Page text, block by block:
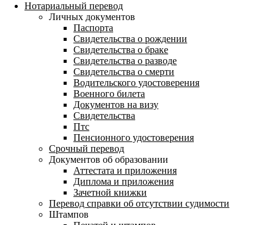
Нотариальный перевод
Личных документов
Паспорта
Свидетельства о рождении
Свидетельства о браке
Свидетельства о разводе
Свидетельства о смерти
Водительского удостоверения
Военного билета
Документов на визу
Свидетельства
Птс
Пенсионного удостоверения
Срочный перевод
Документов об образовании
Аттестата и приложения
Диплома и приложения
Зачетной книжки
Перевод справки об отсутствии судимости
Штампов